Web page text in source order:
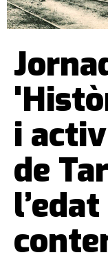
i
de